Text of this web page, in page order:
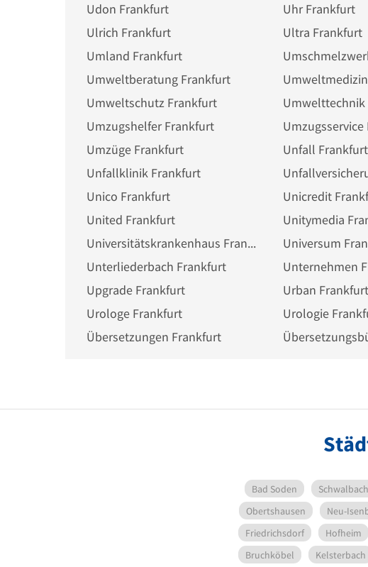
Udon Frankfurt Uhr Frankfurt
Ulrich Frankfurt
Ultra Frankfurt
Umland Frankfurt
Umweltberatung Frankfurt
Umweltschutz Frankfurt
Umzugshelfer Frankfurt
Umzüge Frankfurt
Unfall Frankfurt
Unfallklinik Frankfurt
Unico Frankfurt
Unicredit
United Frankfurt
Unitymedia
Universitätskrankenhaus Frankfurt
Universum
Unterliederbach Frankfurt
Unternehmen
Upgrade Frankfurt
Urban Frankfurt
Urologe Frankfurt
Urologie
Übersetzungen Frankfurt
Bad Soden
Obertshausen
Neu-
Friedrichsdorf
Hofheim
Bruchköbel
Kelsterbach